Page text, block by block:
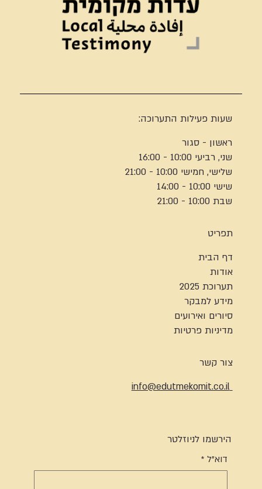
שעות פעילות התערוכה:
ראשון - סגור
שני, רביעי 10:00 - 16:00
שלישי, חמישי 10:00 - 21:00
שישי 10:00 - 14:00
שבת 10:00 - 21:00
תפריט
דף הבית
אודות
תערוכת 2025
מידע למבקר
סיורים ואירועים
מדיניות פרטיות
צור קשר
info@edutmekomit.co.il
הירשמו לניוזלטר
דוא"ל *